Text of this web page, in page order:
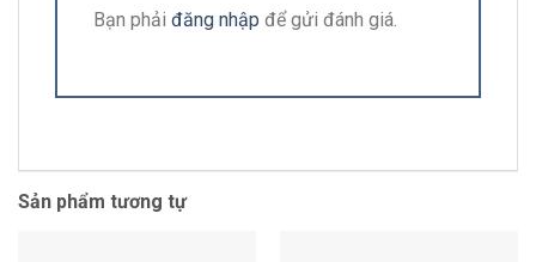
Bạn phải đăng nhập để gửi đánh giá.
Sản phẩm tương tự